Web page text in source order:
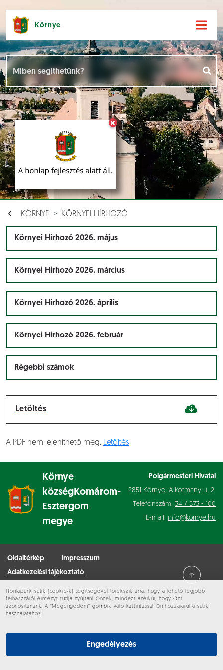
Honlapunk sütik (cookie-k) segítségével törekszik arra, hogy a lehető legjobb
felhasználói élményt tudja nyújtani Önnek, mindezt anélkül, hogy Önt
azonosítanánk. A “Megengedem” gombra való kattintással Ön hozzájárul a sütik
használatához.
Engedélyezés
×
Környe
KÖRNYE KÖRNYEI HÍRHOZÓ
Környei Hírhozó 2026. május
Környei Hírhozó 2026. március
Környei Hírhozó 2026. április
Környei Hírhozó 2026. február
Régebbi számok
Letöltés
A PDF nem jeleníthető meg. Letöltés
Környe
községKomárom-
Esztergom
megye
Polgármesteri Hivatal
2851 Környe, Alkotmány u. 2.
Telefonszám: 34 / 573 - 100
E-mail: info@kornye.hu
Oldaltérkép
Impresszum
Adatkezelési tájékoztató
Minden jog fenntartva © 2026 Környe
Hírek []
Események []
Dokumentumok []
Aloldalak [ ]